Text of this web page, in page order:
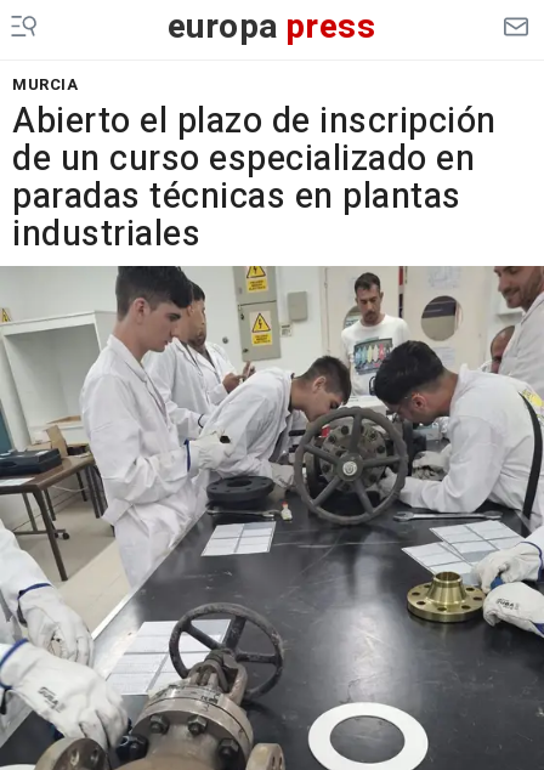
europa press
MURCIA
Abierto el plazo de inscripción
de un curso especializado en
paradas técnicas en plantas
industriales